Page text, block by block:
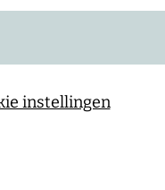
instellingen